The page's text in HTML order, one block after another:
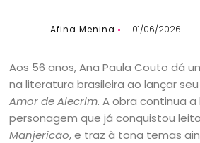
Afina Menina 01/06/2026
Aos 56 anos, Ana Paula Couto dá
na literatura brasileira ao lançar
Amor de Alecrim. A obra continua
personagem que já conquistou
Manjericão, e traz à tona temas